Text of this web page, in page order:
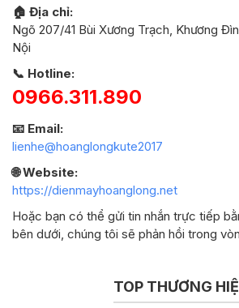
🏠 Địa chỉ:
Ngõ 207/41 Bùi Xương Trạch, Khương
Nội
📞 Hotline:
0966.311.890
📧 Email:
lienhe@hoanglongkute2017
🌐 Website:
https://dienmayhoanglong.net
Hoặc bạn có thể gửi tin nhắn trực tiếp
bên dưới, chúng tôi sẽ phản hồi trong
TOP THƯƠNG